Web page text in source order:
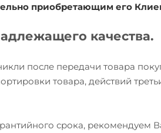
приобретающим его
качества.
после передачи товара
товара, действий
срока, рекомендуем